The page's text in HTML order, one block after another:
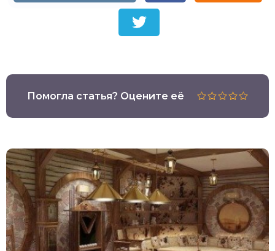
Помогла статья? Оцените её